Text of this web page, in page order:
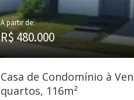
A partir de:
R$ 480.000
Casa de Condomínio à
quartos, 116m²